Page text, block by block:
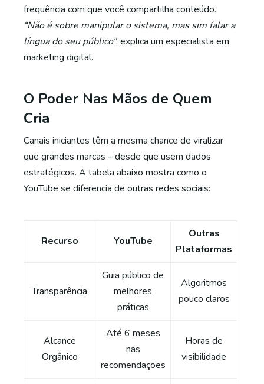
frequência com que você compartilha conteúdo.
“Não é sobre manipular o sistema, mas sim falar a
língua do seu público”, explica um especialista em
marketing digital.
O Poder Nas Mãos de Quem
Cria
Canais iniciantes têm a mesma chance de viralizar
que grandes marcas – desde que usem dados
estratégicos. A tabela abaixo mostra como o
YouTube se diferencia de outras redes sociais:
Recurso YouTube
Outras
Plataformas
Transparência
Guia público de
melhores
práticas
Algoritmos
pouco claros
Alcance
Orgânico
Até 6 meses
nas
recomendações
Horas de
visibilidade